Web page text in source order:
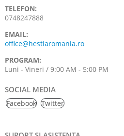
TELEFON:
0748247888
EMAIL:
office@hestiaromania.ro
PROGRAM:
Luni - Vineri / 9:00 AM - 5:00 PM
SOCIAL MEDIA
Facebook Twitter